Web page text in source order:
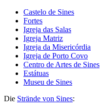
Castelo de Sines
Fortes
Igreja das Salas
Igreja Matriz
Igreja da Misericórdia
Igreja de Porto Covo
Centro de Artes de Sines
Estátuas
Museu de Sines
Die Strände von Sines: